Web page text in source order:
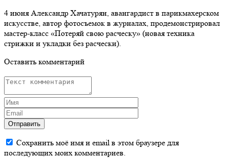
4 июня Александр Хачатурян, авангардист в парикмахерском
искусстве, автор фотосъемок в журналах, продемонстрировал
мастер-класс «Потеряй свою расческу» (новая техника
стрижки и укладки без расчески).
Оставить комментарий
Отправить
Сохранить моё имя и email в этом браузере для
последующих моих комментариев.